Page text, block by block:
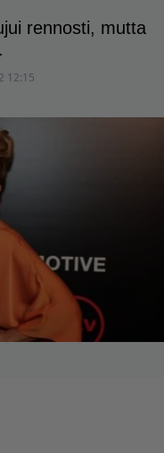
rennosti, mutta
12:15